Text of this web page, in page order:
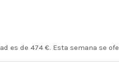
es de 474 €. Esta semana se